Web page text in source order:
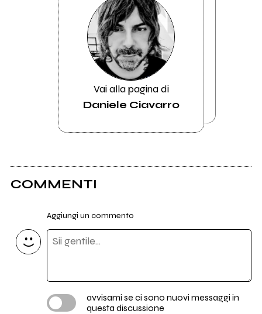
Vai alla pagina di
Daniele Ciavarro
COMMENTI
Aggiungi un commento
avvisami se ci sono nuovi messaggi in
questa discussione